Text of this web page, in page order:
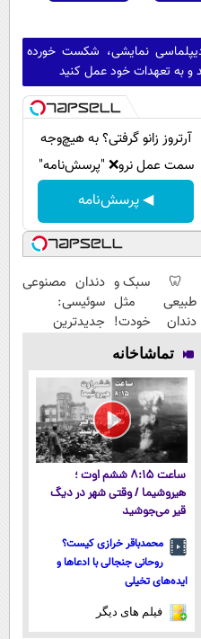
نمایشی، شکست خورده
و به تعهدات خود عمل کنید
آرتروز زانو گرفتی؟ به هیچ‌وجه
سمت عمل نرو❌ "پرسش‌نامه"
◀ پرسش‌نامه
🦷 سبک و
طبیعی مثل
دندان خودت!
نصب آسان و
پرداخت
اقساطی 💳 📍
تهران
دندان مصنوعی
سوئیسی:
جدیدترین
پرداخت قسطی
تماشاخانه
ساعت ۸:۱۵ ششم اوت ؛
هیروشیما / وقتی شهر در دیگ
قیر می‌جوشید
محمدباقر خرازی کیست؟
روحانی جنجالی با ادعاها و
ایده‌های تخیلی
فیلم های دیگر